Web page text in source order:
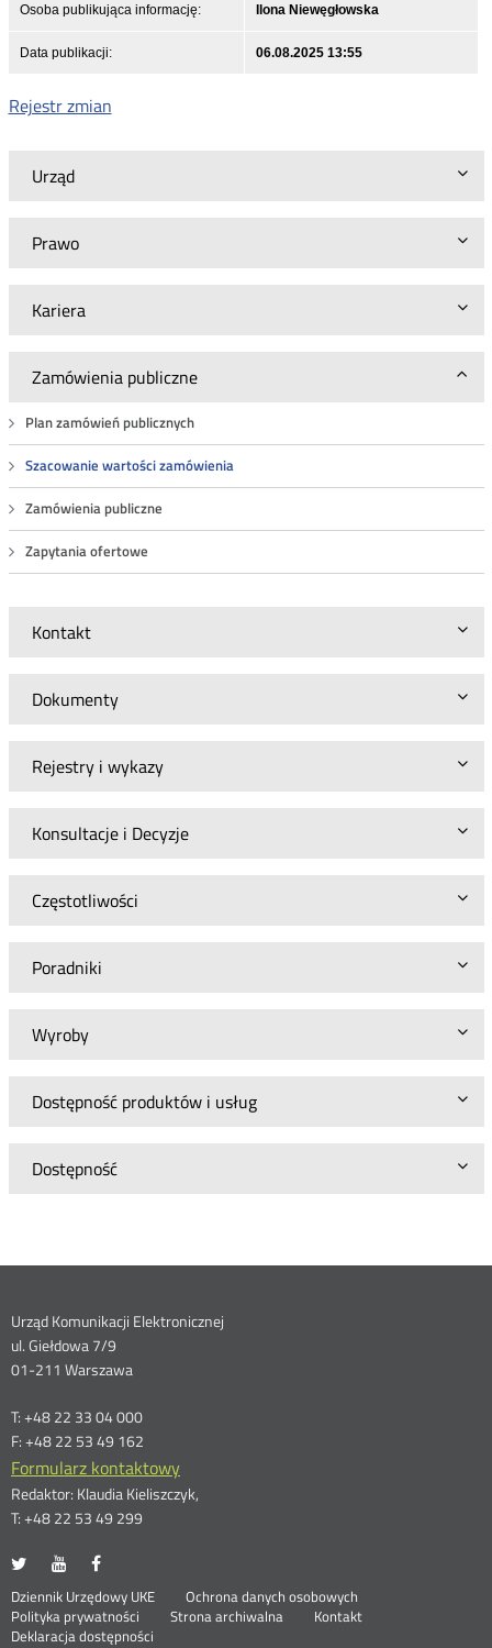
Urząd
Prawo
Kariera
Zamówienia publiczne
Plan zamówień publicznych
Szacowanie wartości zamówienia
Zamówienia publiczne
Zapytania ofertowe
Kontakt
Dokumenty
Rejestry i wykazy
Konsultacje i Decyzje
Częstotliwości
Poradniki
Wyroby
Dostępność produktów i usług
Dostępność
Osoba publikująca informację: Ilona Niewęgłowska
Data publikacji: 06.08.2025 13:55
Rejestr zmian
Dane
kontaktowe
Urząd Komunikacji Elektronicznej
ul. Giełdowa 7/9
01-211 Warszawa
T: +48 22 33 04 000
F: +48 22 53 49 162
Formularz kontaktowy
Redaktor: Klaudia Kieliszczyk,
T: +48 22 53 49 299
UKE
portalu
Twitter
Otwórz
nowym
oknie
UKE
portalu
Youtube
Otwórz
nowym
oknie
portalu
Facebook
nowym
oknie
Stopka
Dziennik Urzędowy UKE Otwórz
Ochrona danych osobowych
Polityka prywatności
Otwórz
w
Strona archiwalna
Kontakt
Deklaracja dostępności